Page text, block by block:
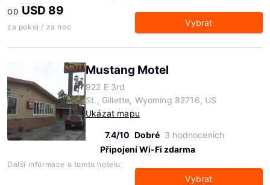
OD USD 89
za pokoj / za noc Vybrat
Mustang Motel
922 E 3rd
St., Gillette, Wyoming 82716, US
Ukázat mapu
7.4/10 Dobré 3 hodnoceních
Připojení Wi-Fi zdarma
Další informace o tomto hotelu:
Vybrat